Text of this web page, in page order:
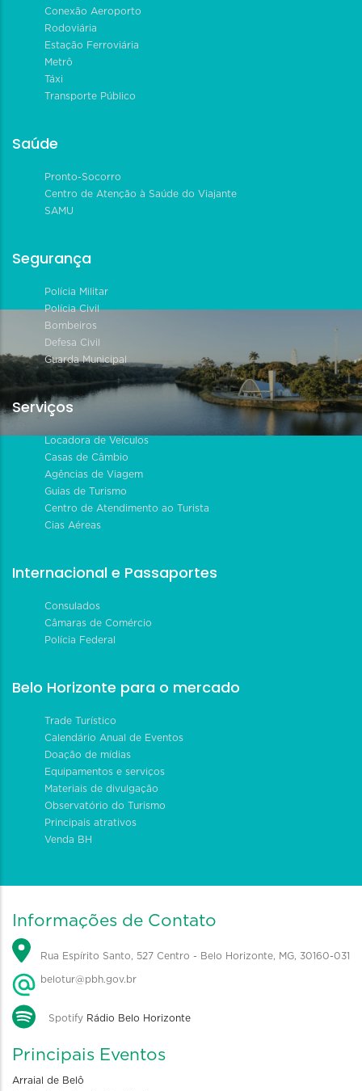
Conexão Aeroporto
Rodoviária
Estação Ferroviária
Metrô
Táxi
Transporte Público
Saúde
Pronto-Socorro
Centro de Atenção à Saúde do Viajante
SAMU
Segurança
Polícia Militar
Polícia Civil
Bombeiros
Defesa Civil
Guarda Municipal
Serviços
Locadora de Veículos
Casas de Câmbio
Agências de Viagem
Guias de Turismo
Centro de Atendimento ao Turista
Cias Aéreas
Internacional e Passaportes
Consulados
Câmaras de Comércio
Polícia Federal
Belo Horizonte para o mercado
Trade Turístico
Calendário Anual de Eventos
Doação de mídias
Equipamentos e serviços
Materiais de divulgação
Observatório do Turismo
Principais atrativos
Venda BH
Informações de Contato
Rua Espírito Santo, 527 Centro - Belo Horizonte, MG, 30160-031
belotur@pbh.gov.br
Spotify Rádio Belo Horizonte
Principais Eventos
Arraial de Belô